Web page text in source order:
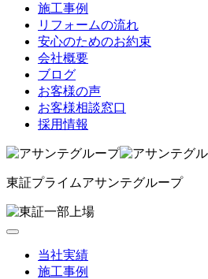
施工事例
リフォームの流れ
安心のためのお約束
会社概要
ブログ
お客様の声
お客様相談窓口
採用情報
東証プライムアサンテグループ
当社実績
施工事例